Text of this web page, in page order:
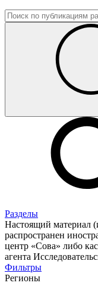
Разделы
Настоящий материал
распространен
центр «Сова» либо
агента
Фильтры
Регионы